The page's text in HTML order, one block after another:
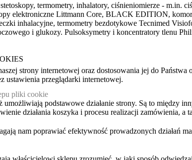
termometry, inhalatory, ciśnieniomierze -
elektroniczne Littmann Core, BLACK EDITION,
inhalacyjne, termometry bezdotykowe Tecnimed
i glukozy. Pulsoksymetry i koncentratory tlenu
strony internetowej oraz dostosowania jej do
ustawienia przeglądarki internetowej.
pliki cookie
umożliwiają podstawowe działanie strony. Są to
działania koszyka i procesu realizacji zamówienia,
nam poprawiać efektywność prowadzonych działań